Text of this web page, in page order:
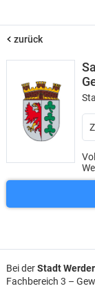
zurück
Bei derStadt
Fachbereich 3 –